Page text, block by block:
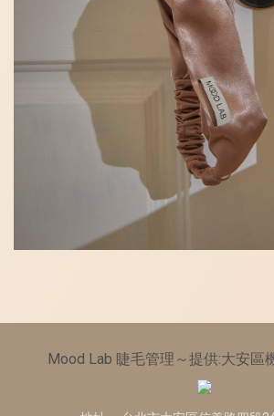
Lab 睫毛管理～提供:大安區機器飄眉、